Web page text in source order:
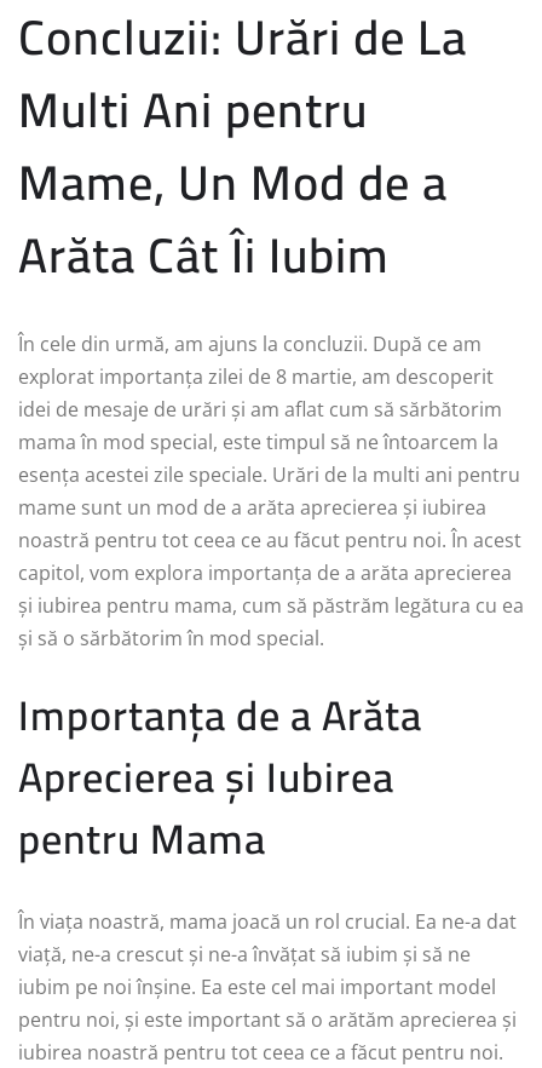
Concluzii: Urări de La
Multi Ani pentru
Mame, Un Mod de a
Arăta Cât Îi Iubim
În cele din urmă, am ajuns la concluzii. După ce am
explorat importanța zilei de 8 martie, am descoperit
idei de mesaje de urări și am aflat cum să sărbătorim
mama în mod special, este timpul să ne întoarcem la
esența acestei zile speciale. Urări de la multi ani pentru
mame sunt un mod de a arăta aprecierea și iubirea
noastră pentru tot ceea ce au făcut pentru noi. În acest
capitol, vom explora importanța de a arăta aprecierea
și iubirea pentru mama, cum să păstrăm legătura cu ea
și să o sărbătorim în mod special.
Importanța de a Arăta
Aprecierea și Iubirea
pentru Mama
În viața noastră, mama joacă un rol crucial. Ea ne-a dat
viață, ne-a crescut și ne-a învățat să iubim și să ne
iubim pe noi înșine. Ea este cel mai important model
pentru noi, și este important să o arătăm aprecierea și
iubirea noastră pentru tot ceea ce a făcut pentru noi.